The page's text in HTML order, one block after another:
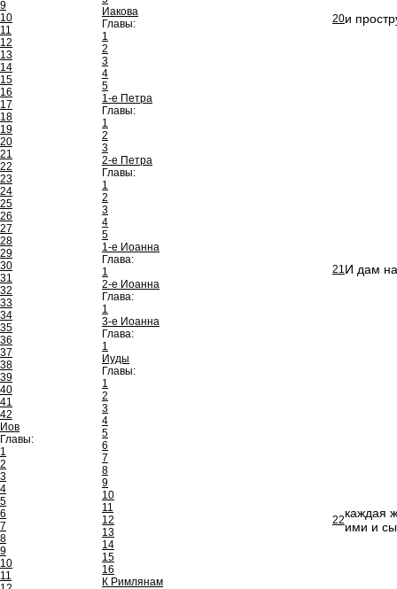
9
10
11
12
13
14
15
16
17
18
19
20
21
22
23
24
25
26
27
28
29
30
31
32
33
34
35
36
37
38
39
40
41
42
Иов
Главы:
1
2
3
4
5
6
7
8
9
10
11
Иакова
Главы:
1
2
3
4
5
1-е Петра
Главы:
1
2
3
2-е Петра
Главы:
1
2
3
4
5
1-е Иоанна
Глава:
1
2-е Иоанна
Глава:
1
3-е Иоанна
Глава:
1
Иуды
Главы:
1
2
3
4
5
6
7
8
9
10
11
12
13
14
15
16
К Римлянам
20и
21И дам
22каждая
ими и